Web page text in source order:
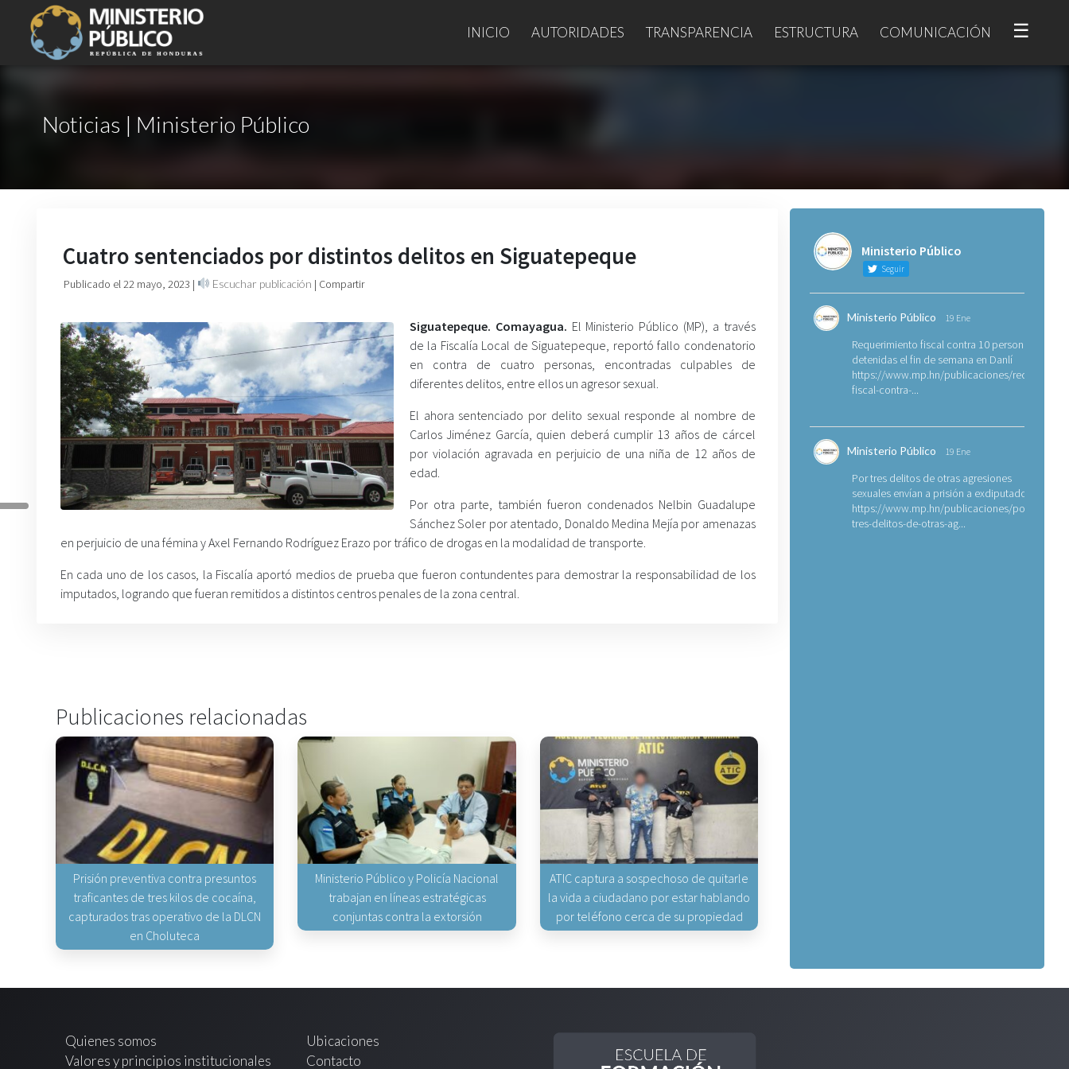
INICIO AUTORIDADES TRANSPARENCIA ESTRUCTURA COMUNICACIÓN ☰
Noticias | Ministerio Público
Cuatro sentenciados por distintos delitos en Siguatepeque
Publicado el 22 mayo, 2023 | Escuchar publicación | Compartir
Siguatepeque. Comayagua. El Ministerio Público (MP), a través
de la Fiscalía Local de Siguatepeque, reportó fallo condenatorio
en contra de cuatro personas, encontradas culpables de
diferentes delitos, entre ellos un agresor sexual.
El ahora sentenciado por delito sexual responde al nombre de
Carlos Jiménez García, quien deberá cumplir 13 años de cárcel
por violación agravada en perjuicio de una niña de 12 años de
edad.
Por otra parte, también fueron condenados Nelbin Guadalupe
Sánchez Soler por atentado, Donaldo Medina Mejía por amenazas
en perjuicio de una fémina y Axel Fernando Rodríguez Erazo por tráfico de drogas en la modalidad de transporte.
En cada uno de los casos, la Fiscalía aportó medios de prueba que fueron contundentes para demostrar la responsabilidad de los
imputados, logrando que fueran remitidos a distintos centros penales de la zona central.
Publicaciones relacionadas
Prisión preventiva contra presuntos
traficantes de tres kilos de cocaína,
capturados tras operativo de la DLCN
en Choluteca
Ministerio Público y Policía Nacional
trabajan en líneas estratégicas
conjuntas contra la extorsión
ATIC captura a sospechoso de quitarle
la vida a ciudadano por estar hablando
por teléfono cerca de su propiedad
Ministerio Público
Seguir
Ministerio Público 19 Ene
Requerimiento fiscal contra 10 personas
detenidas el fin de semana en Danlí
https://www.mp.hn/publicaciones/
fiscal-contra-...
Ministerio Público 19 Ene
Por tres delitos de otras agresiones
sexuales envían a prisión a exdiputado
https://www.mp.hn/publicaciones/por-
tres-delitos-de-otras-ag...
Quienes somos
Valores y principios institucionales
Ubicaciones
Contacto